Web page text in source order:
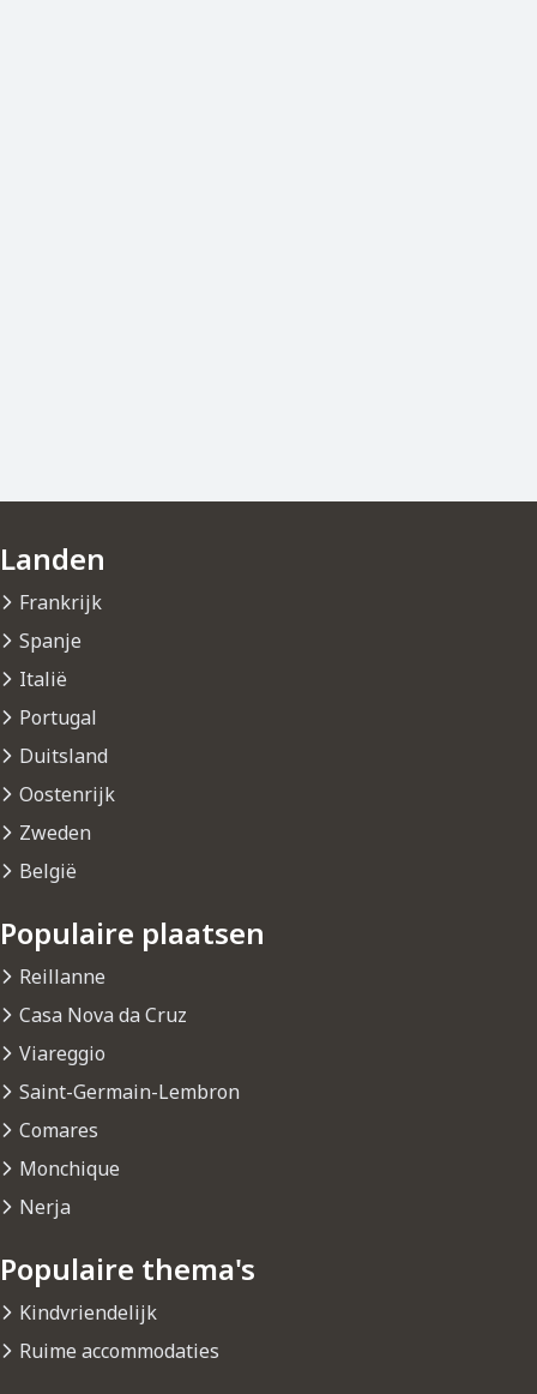
Landen
Frankrijk
Spanje
Italië
Portugal
Duitsland
Oostenrijk
Zweden
België
Populaire plaatsen
Reillanne
Casa Nova da Cruz
Viareggio
Saint-Germain-Lembron
Comares
Monchique
Nerja
Populaire thema's
Kindvriendelijk
Ruime accommodaties